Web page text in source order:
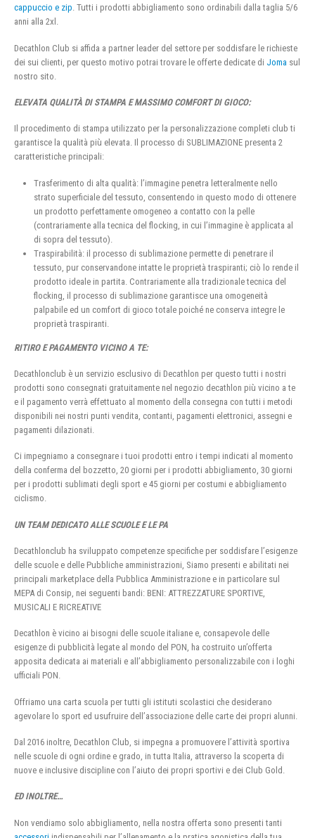
cappuccio e zip. Tutti i prodotti abbigliamento sono ordinabili dalla taglia 5/6
anni alla 2xl.
Decathlon Club si affida a partner leader del settore per soddisfare le richieste
dei sui clienti, per questo motivo potrai trovare le offerte dedicate di Joma sul
nostro sito.
ELEVATA QUALITÀ DI STAMPA E MASSIMO COMFORT DI GIOCO:
Il procedimento di stampa utilizzato per la personalizzazione completi club ti
garantisce la qualità più elevata. Il processo di SUBLIMAZIONE presenta 2
caratteristiche principali:
Trasferimento di alta qualità: l’immagine penetra letteralmente nello
strato superficiale del tessuto, consentendo in questo modo di ottenere
un prodotto perfettamente omogeneo a contatto con la pelle
(contrariamente alla tecnica del flocking, in cui l’immagine è applicata al
di sopra del tessuto).
Traspirabilità: il processo di sublimazione permette di penetrare il
tessuto, pur conservandone intatte le proprietà traspiranti; ciò lo rende il
prodotto ideale in partita. Contrariamente alla tradizionale tecnica del
flocking, il processo di sublimazione garantisce una omogeneità
palpabile ed un comfort di gioco totale poiché ne conserva integre le
proprietà traspiranti.
RITIRO E PAGAMENTO VICINO A TE:
Decathlonclub è un servizio esclusivo di Decathlon per questo tutti i nostri
prodotti sono consegnati gratuitamente nel negozio decathlon più vicino a te
e il pagamento verrà effettuato al momento della consegna con tutti i metodi
disponibili nei nostri punti vendita, contanti, pagamenti elettronici, assegni e
pagamenti dilazionati.
Ci impegniamo a consegnare i tuoi prodotti entro i tempi indicati al momento
della conferma del bozzetto, 20 giorni per i prodotti abbigliamento, 30 giorni
per i prodotti sublimati degli sport e 45 giorni per costumi e abbigliamento
ciclismo.
UN TEAM DEDICATO ALLE SCUOLE E LE PA
Decathlonclub ha sviluppato competenze specifiche per soddisfare l’esigenze
delle scuole e delle Pubbliche amministrazioni, Siamo presenti e abilitati nei
principali marketplace della Pubblica Amministrazione e in particolare sul
MEPA di Consip, nei seguenti bandi: BENI: ATTREZZATURE SPORTIVE,
MUSICALI E RICREATIVE
Decathlon è vicino ai bisogni delle scuole italiane e, consapevole delle
esigenze di pubblicità legate al mondo del PON, ha costruito un’offerta
apposita dedicata ai materiali e all’abbigliamento personalizzabile con i loghi
ufficiali PON.
Offriamo una carta scuola per tutti gli istituti scolastici che desiderano
agevolare lo sport ed usufruire dell’associazione delle carte dei propri alunni.
Dal 2016 inoltre, Decathlon Club, si impegna a promuovere l’attività sportiva
nelle scuole di ogni ordine e grado, in tutta Italia, attraverso la scoperta di
nuove e inclusive discipline con l’aiuto dei propri sportivi e dei Club Gold.
ED INOLTRE…
Non vendiamo solo abbigliamento, nella nostra offerta sono presenti tanti